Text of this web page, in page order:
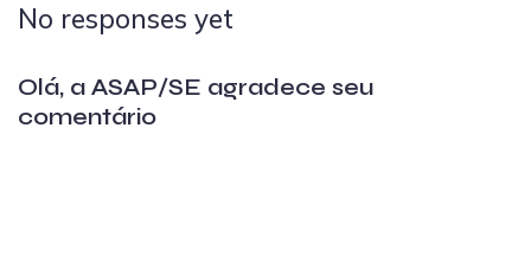
No responses yet
Olá, a ASAP/SE agradece seu
comentário